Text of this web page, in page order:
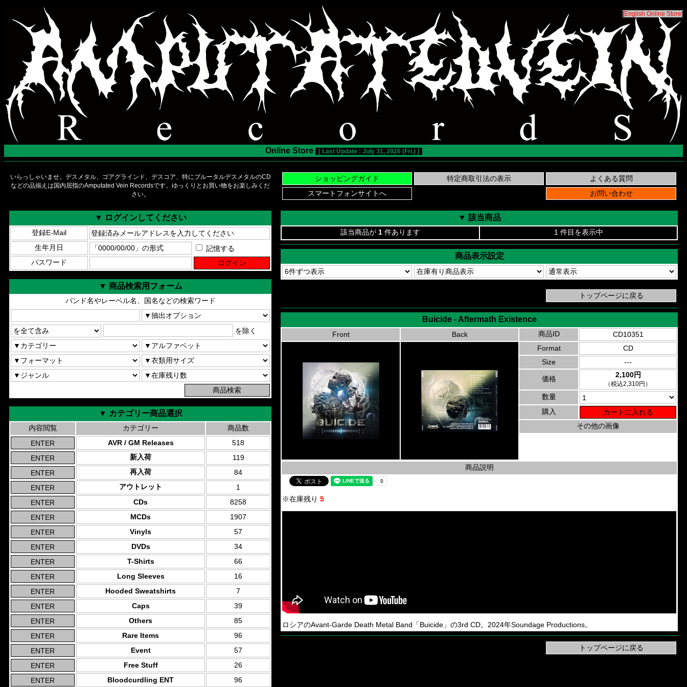
[English Online Store]
Online Store [ Last Update : July 31, 2026 (Fri.) ]
いらっしゃいませ。デスメタル、ゴアグラインド、デスコア、特にブルータルデスメタルのCD
などの品揃えは国内屈指のAmputated Vein Recordsです。ゆっくりとお買い物をお楽しみくだ
さい。
▼ ログインしてください
登録E-Mail
生年月日
記憶する
パスワード
▼ 商品検索用フォーム
バンド名やレーベル名、国名などの検索ワード
を除く
▼ カテゴリー商品選択
内容閲覧 カテゴリー
商品数
AVR / GM Releases
518
新入荷
119
再入荷
84
アウトレット
1
CDs
8258
MCDs
1907
Vinyls
57
DVDs
34
T-Shirts
66
Long Sleeves
16
Hooded Sweatshirts
7
Caps
39
Others
85
Rare Items
96
Event
57
Free Stuff
26
Bloodcurdling ENT
96
▼ 該当商品
該当商品が 1 件あります 1 件目を表示中
商品表示設定
Buicide - Aftermath Existence
Front Back 商品ID
CD10351
Format
CD
Size
---
価格 2,100円
（税込2,310円）
数量
購入
その他の画像
商品説明
※在庫残り 5
ロシアのAvant-Garde Death Metal Band「Buicide」の3rd CD。2024年Soundage Productions。